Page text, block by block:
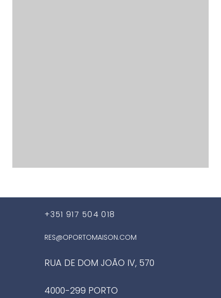
+351 917 504 018
RES@OPORTOMAISON.COM
RUA DE DOM JOÃO IV, 570
4000-299 PORTO